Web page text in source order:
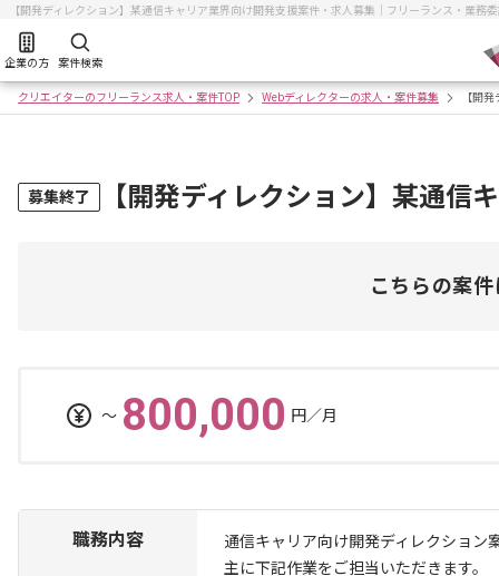
【開発ディレクション】某通信キャリア業界向け開発支援案件・求人募集｜フリーランス・業務
企業の方 案件検索
クリエイターのフリーランス求人・案件TOP Webディレクターの求人・案件募集 【開
募集終了 【開発ディレクション】某通信
こちらの案
〜 800,000 円／月
職務内容
通信キャリア向け開発ディレクション
主に下記作業をご担当いただきます。